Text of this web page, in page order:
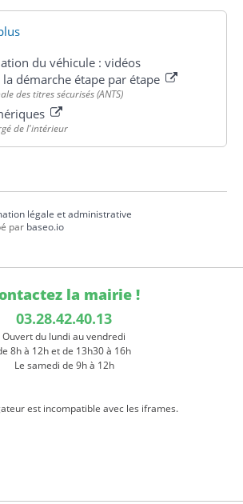
du véhicule : vidéos
démarche étape par étape
des titres sécurisés (ANTS)
de l'intérieur
légale et administrative
par baseo.io
la mairie !
03.28.42.40.13
Ouvert du lundi au vendredi
8h à 12h et de 13h30 à 16h
Le samedi de 9h à 12h
est incompatible avec les iframes.